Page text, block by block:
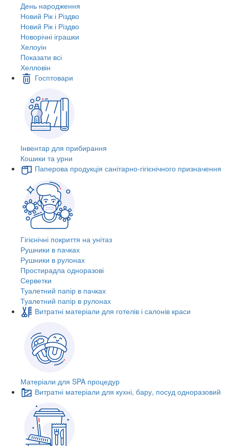
День народження
Новий Рік і Різдво
Новий Рік і Різдво
Новорічні іграшки
Хелоуін
Показати всі
Хелловін
Госптовари
Інвентар для прибирання
Кошики та урни
Паперова продукція санітарно-гігієнічного призначення
Гігієнічні покриття на унітаз
Рушники в пачках
Рушники в рулонах
Простирадла одноразові
Серветки
Туалетний папір в пачках
Туалетний папір в рулонах
Витратні матеріали для готелів і салонів краси
Матеріали для SPA процедур
Витратні матеріали для кухні, бару, посуд одноразовий